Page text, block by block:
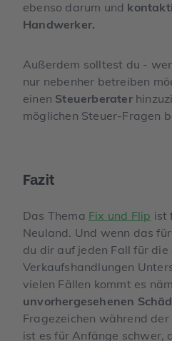
ebenso darum und
Handwerker.
Außerdem solltest du -
nur nebenher betreiben
einen Steuerberater
möglichen Steuer-Fragen
Fazit
Das Thema Fix und Flip ist
Neuland. Und wenn das
du dir auf jeden Fall für die
Verkaufshandlungen
vielen Fällen kommt es
unvorhergesehenen
Fragezeichen während
ist es für Anfänge schwer,